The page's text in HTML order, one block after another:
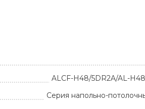
ALCF-H48/5DR2A/AL-
Серия напольно-